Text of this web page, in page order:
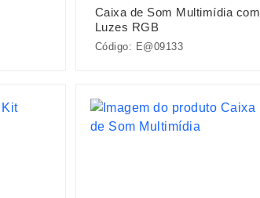
Caixa de Som Multimídia com
Luzes RGB
Código: E@09133